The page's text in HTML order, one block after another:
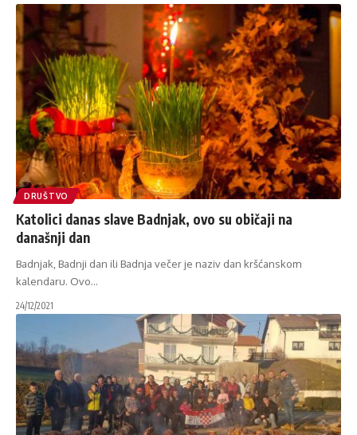
DRUŠTVO
Katolici danas slave Badnjak, ovo su običaji na
današnji dan
Badnjak, Badnji dan ili Badnja večer je naziv dan kršćanskom
kalendaru. Ovo…
24/12/2021